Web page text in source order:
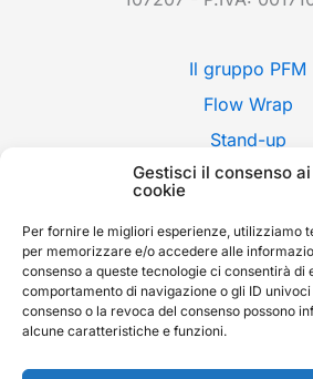
Gestisci il consenso ai
cookie
Per fornire le migliori esperienze, utilizziamo
per memorizzare e/o accedere alle
consenso a queste tecnologie ci consentirà di
comportamento di navigazione o gli ID
consenso o la revoca del consenso possono
alcune caratteristiche e funzioni.
Il gruppo PFM
Flow Wrap
Stand-up
Applicazioni
Fiere
News
Contatti